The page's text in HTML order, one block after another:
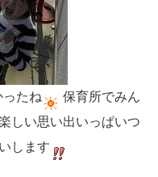
たね
保育所でみん
しい思い出いっぱいつ
します